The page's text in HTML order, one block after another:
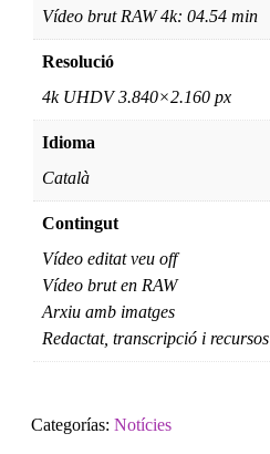
Vídeo brut RAW 4k: 04.54 min
Resolució
4k UHDV 3.840×2.160 px
Idioma
Català
Contingut
Vídeo editat veu off
Vídeo brut en RAW
Arxiu amb imatges
Redactat, transcripció i recursos
Categorías: Notícies